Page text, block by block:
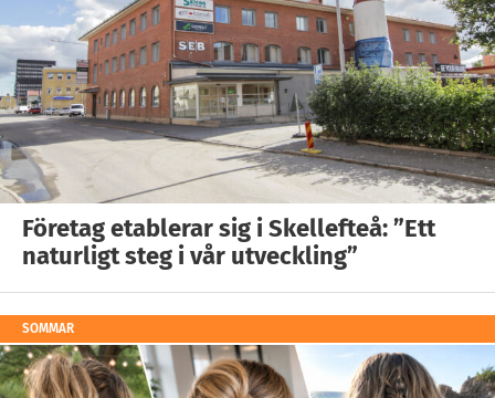
Företag etablerar sig i Skellefteå: ”Ett
naturligt steg i vår utveckling”
SOMMAR